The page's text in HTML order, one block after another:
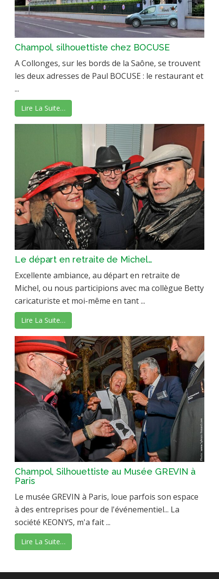
Champol, silhouettiste chez BOCUSE
A Collonges, sur les bords de la Saône, se trouvent
les deux adresses de Paul BOCUSE : le restaurant et
...
Lire La Suite…
Le départ en retraite de Michel…
Excellente ambiance, au départ en retraite de
Michel, ou nous participions avec ma collègue Betty
caricaturiste et moi-même en tant ...
Lire La Suite…
Champol, Silhouettiste au Musée GREVIN à
Paris
Le musée GREVIN à Paris, loue parfois son espace
à des entreprises pour de l'événementiel... La
société KEONYS, m'a fait ...
Lire La Suite…